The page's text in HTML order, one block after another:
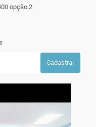
opção 2
Cadastrar